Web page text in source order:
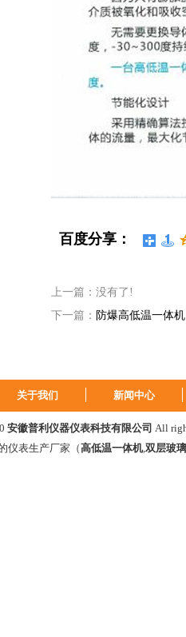
百度分享：
上一篇：没有了!
下一篇： 防爆高低温一体机
关于我们 新闻中心
安徽普利仪器仪表科技有限公司 All
仪表生产厂家（高低温一体机,双层玻